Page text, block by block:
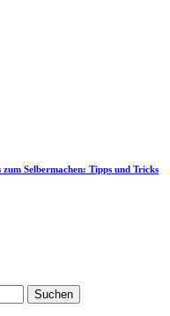
Selbermachen: Tipps und Tricks